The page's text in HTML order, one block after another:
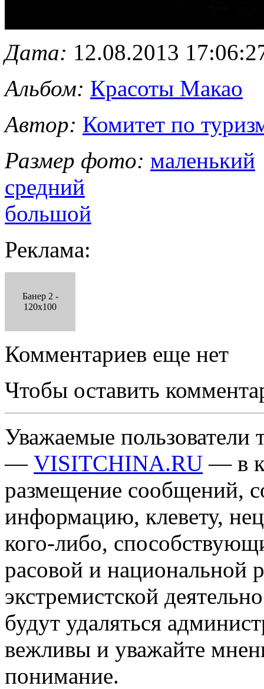
Дата: 12.08.2013
Альбом: Красоты Макао
Автор: Комитет по
Размер фото: маленький
средний
большой
Реклама:
Банер 2 -
120x100
Комментариев еще нет
Чтобы оставить
Уважаемые пользователи
— VISITCHINA.RU — в
размещение сообщений,
информацию, клевету,
кого-либо,
расовой и национальной
экстремистской
будут удаляться
вежливы и уважайте
понимание.